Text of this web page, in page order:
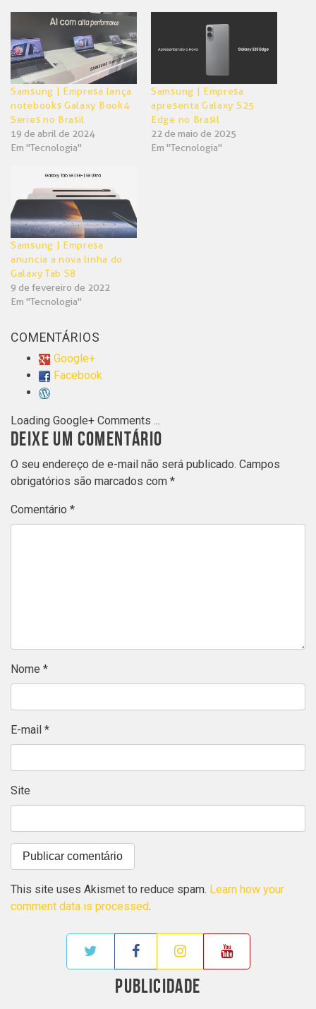
em
nova
em
nova
janela)
Samsung | Empresa lança
notebooks Galaxy Book4
Series no Brasil
19 de abril de 2024
Em "Tecnologia"
Samsung | Empresa
apresenta Galaxy S25
Edge no Brasil
22 de maio de 2025
Em "Tecnologia"
Samsung | Empresa
anuncia a nova linha do
Galaxy Tab S8
9 de fevereiro de 2022
Em "Tecnologia"
COMENTÁRIOS
Google+
Facebook
Loading Google+ Comments ...
DEIXE UM COMENTÁRIO
O seu endereço de e-mail não será publicado. Campos
obrigatórios são marcados com *
Comentário *
Nome *
E-mail *
Site
This site uses Akismet to reduce spam. Learn how your
comment data is processed.
PUBLICIDADE